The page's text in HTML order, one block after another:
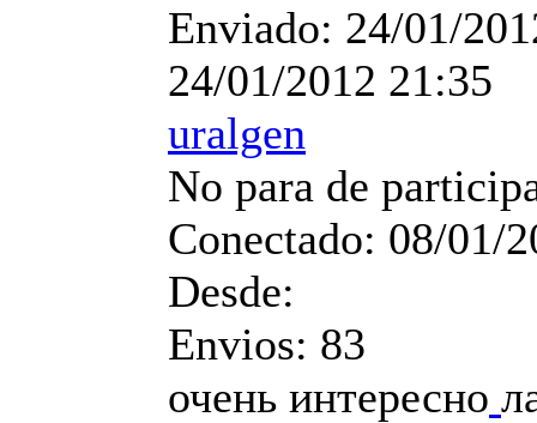
Enviado: 24/01/
24/01/2012 21:35
uralgen
No para de
Conectado: 08/01/
Desde:
Envios: 83
очень интересно